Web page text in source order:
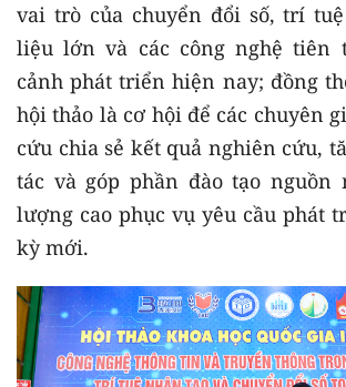
vai trò của chuyển đổi số, trí
liệu lớn và các công nghệ tiên
cảnh phát triển hiện nay; đồng
hội thảo là cơ hội để các chuyên
cứu chia sẻ kết quả nghiên cứu,
tác và góp phần đào tạo nguồn
lượng cao phục vụ yêu cầu phát
kỳ mới.